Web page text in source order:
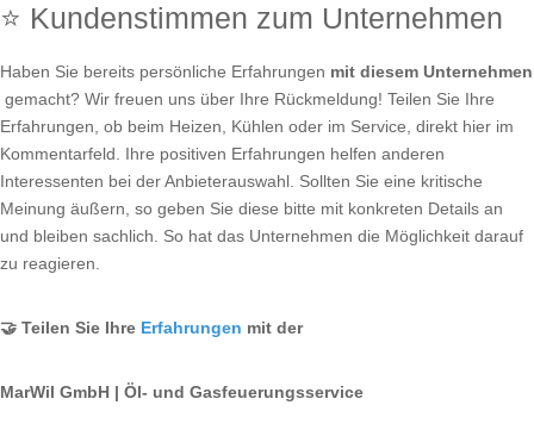
⭐ Kundenstimmen zum Unternehmen
Haben Sie bereits persönliche Erfahrungen mit diesem Unternehmen
gemacht? Wir freuen uns über Ihre Rückmeldung! Teilen Sie Ihre
Erfahrungen, ob beim Heizen, Kühlen oder im Service, direkt hier im
Kommentarfeld. Ihre positiven Erfahrungen helfen anderen
Interessenten bei der Anbieterauswahl. Sollten Sie eine kritische
Meinung äußern, so geben Sie diese bitte mit konkreten Details an
und bleiben sachlich. So hat das Unternehmen die Möglichkeit darauf
zu reagieren.
🤝 Teilen Sie Ihre Erfahrungen mit der
MarWil GmbH | Öl- und Gasfeuerungsservice